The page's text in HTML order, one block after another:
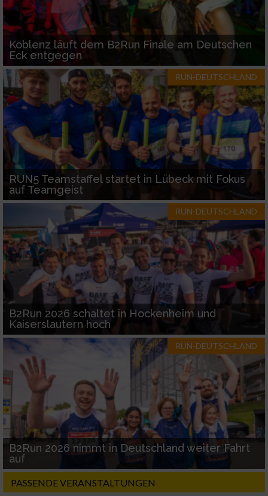
Koblenz läuft dem B2Run Finale am Deutschen
Eck entgegen
RUN-DEUTSCHLAND
RUN5 Teamstaffel startet in Lübeck mit Fokus
auf Teamgeist
RUN-DEUTSCHLAND
B2Run 2026 schaltet in Hockenheim und
Kaiserslautern hoch
RUN-DEUTSCHLAND
B2Run 2026 nimmt in Deutschland weiter Fahrt
auf
PASSENDE VERANSTALTUNGEN